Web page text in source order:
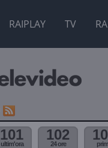
RAIPLAY TV
101
ultim'ora
102
24 ore